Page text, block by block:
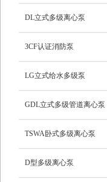
DL立式多级离心泵
3CF认证消防泵
LG立式给水多级泵
GDL立式多级管道离心泵
TSWA卧式多级离心泵
D型多级离心泵